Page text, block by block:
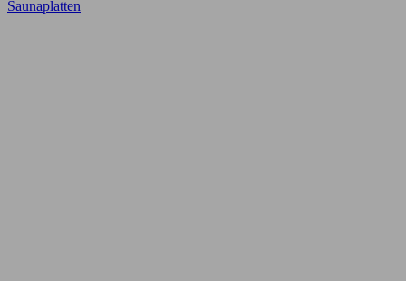
Saunaplatten